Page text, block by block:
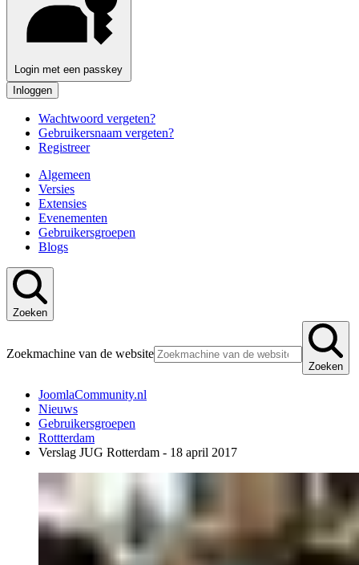
Login met een passkey
Inloggen
Wachtwoord vergeten?
Gebruikersnaam vergeten?
Registreer
Algemeen
Versies
Extensies
Evenementen
Gebruikersgroepen
Blogs
Zoeken
Zoekmachine van de website
Zoeken
JoomlaCommunity.nl
Nieuws
Gebruikersgroepen
Rottterdam
Verslag JUG Rotterdam - 18 april 2017